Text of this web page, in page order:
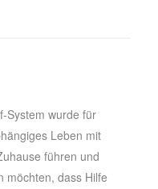
System wurde für
Leben mit
führen und
möchten, dass Hilfe